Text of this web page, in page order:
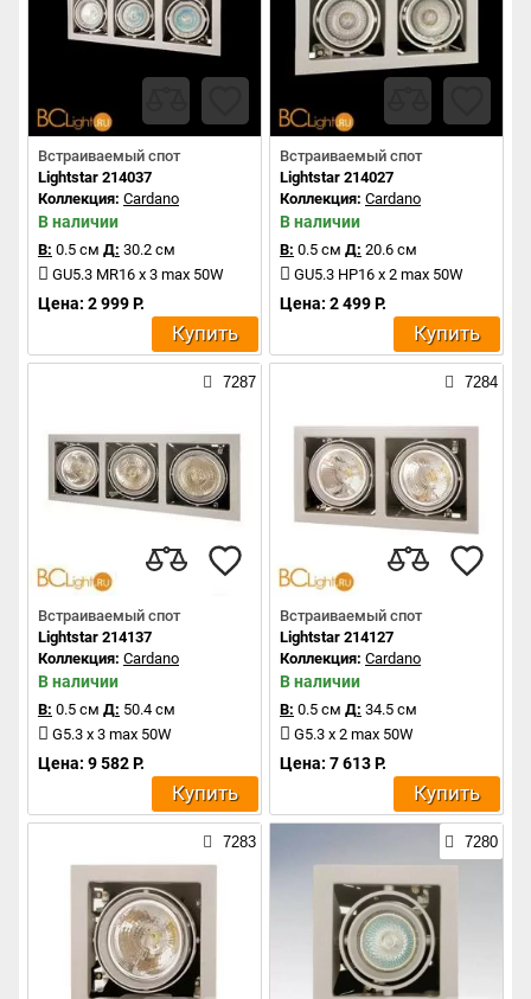
Встраиваемый спот
Lightstar 214037
Коллекция: Cardano
В наличии
В: 0.5 см Д: 30.2 см
GU5.3 MR16 x 3 max 50W
Цена: 2 999 Р.
Купить
Встраиваемый спот
Lightstar 214027
Коллекция: Cardano
В наличии
В: 0.5 см Д: 20.6 см
GU5.3 HP16 x 2 max 50W
Цена: 2 499 Р.
Купить
7287
Встраиваемый спот
Lightstar 214137
Коллекция: Cardano
В наличии
В: 0.5 см Д: 50.4 см
G5.3 x 3 max 50W
Цена: 9 582 Р.
Купить
7284
Встраиваемый спот
Lightstar 214127
Коллекция: Cardano
В наличии
В: 0.5 см Д: 34.5 см
G5.3 x 2 max 50W
Цена: 7 613 Р.
Купить
7283 7280